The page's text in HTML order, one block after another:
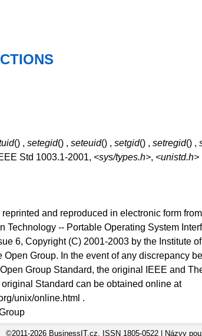
() , setegid() , seteuid() , setgid() , setregid() ,
Std 1003.1-2001, <sys/types.h>, <unistd.h>
reprinted and reproduced in electronic form
Technology -- Portable Operating System
6, Copyright (C) 2001-2003 by the Institute
Open Group. In the event of any discrepancy
Group Standard, the original IEEE and
Standard can be obtained online at
unix/online.html .
©2011-2026 BusinessIT.cz, ISSN 1805-0522 | Názvy